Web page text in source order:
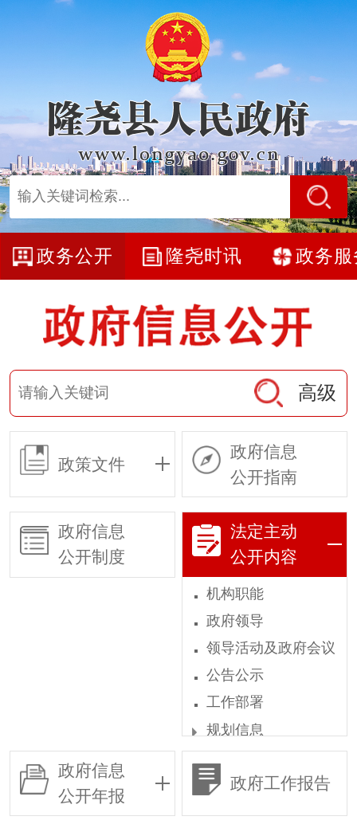
政务公开 隆尧时讯 政务服
高级
政策文件
政府信息
公开指南
政府信息
公开制度
法定主动
公开内容
机构职能
政府领导
领导活动及政府会议
公告公示
工作部署
规划信息
统计信息
权责清单
行政许可
政府信息
公开年报
政府工作报告